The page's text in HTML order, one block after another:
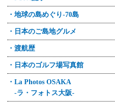
・地球の島めぐり-70島
・日本のご島地グルメ
・渡航歴
・日本のゴルフ場写真館
・La Photos OSAKA
-ラ・フォトス大阪-